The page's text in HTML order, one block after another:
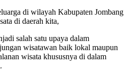
di wilayah Kabupaten Jombang
di daerah kita,
salah satu upaya dalam
wisatawan baik lokal maupun
wisata khususnya di dalam